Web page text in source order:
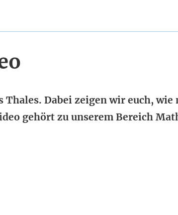
Thales. Dabei zeigen wir euch,
gehört zu unserem Bereich